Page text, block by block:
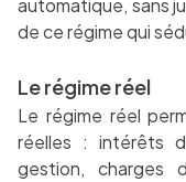
automatique, sans
de ce régime qui
Le régime réel
Le régime réel
réelles : intérêts
gestion, charges